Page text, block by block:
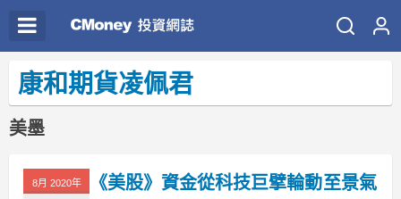
康和期貨凌佩君
美墨
8月 2020年
《美股》資金從科技巨擘輪動至景氣